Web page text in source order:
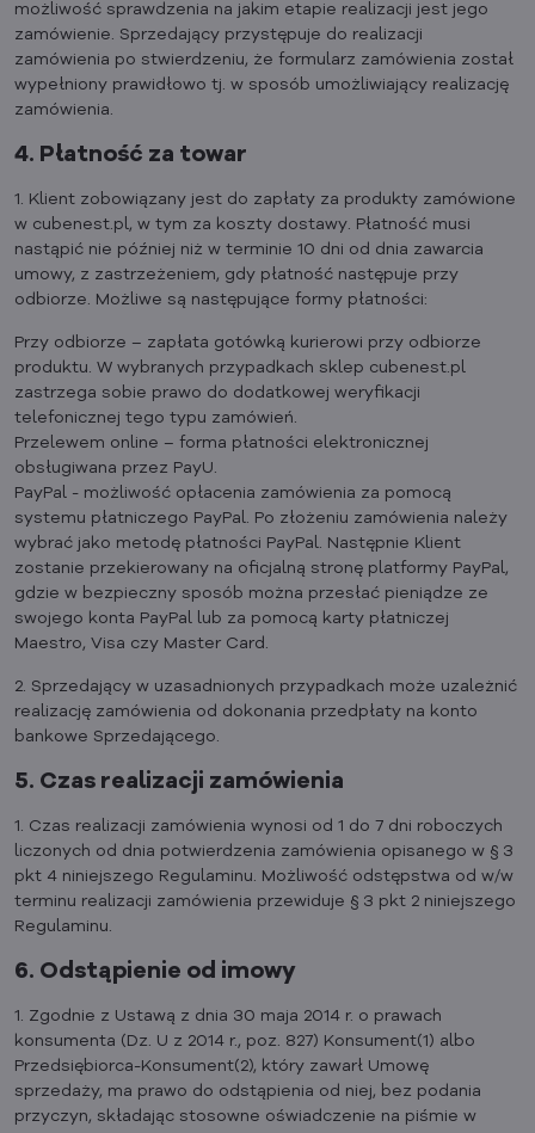
możliwość sprawdzenia na jakim etapie realizacji jest jego
zamówienie. Sprzedający przystępuje do realizacji
zamówienia po stwierdzeniu, że formularz zamówienia został
wypełniony prawidłowo tj. w sposób umożliwiający realizację
zamówienia.
4. Płatność za towar
1. Klient zobowiązany jest do zapłaty za produkty zamówione
w cubenest.pl, w tym za koszty dostawy. Płatność musi
nastąpić nie później niż w terminie 10 dni od dnia zawarcia
umowy, z zastrzeżeniem, gdy płatność następuje przy
odbiorze. Możliwe są następujące formy płatności:
Przy odbiorze – zapłata gotówką kurierowi przy odbiorze
produktu. W wybranych przypadkach sklep cubenest.pl
zastrzega sobie prawo do dodatkowej weryfikacji
telefonicznej tego typu zamówień.
Przelewem online – forma płatności elektronicznej
obsługiwana przez PayU.
PayPal - możliwość opłacenia zamówienia za pomocą
systemu płatniczego PayPal. Po złożeniu zamówienia należy
wybrać jako metodę płatności PayPal. Następnie Klient
zostanie przekierowany na oficjalną stronę platformy PayPal,
gdzie w bezpieczny sposób można przesłać pieniądze ze
swojego konta PayPal lub za pomocą karty płatniczej
Maestro, Visa czy Master Card.
2. Sprzedający w uzasadnionych przypadkach może uzależnić
realizację zamówienia od dokonania przedpłaty na konto
bankowe Sprzedającego.
5. Czas realizacji zamówienia
1. Czas realizacji zamówienia wynosi od 1 do 7 dni roboczych
liczonych od dnia potwierdzenia zamówienia opisanego w § 3
pkt 4 niniejszego Regulaminu. Możliwość odstępstwa od w/w
terminu realizacji zamówienia przewiduje § 3 pkt 2 niniejszego
Regulaminu.
6. Odstąpienie od imowy
1. Zgodnie z Ustawą z dnia 30 maja 2014 r. o prawach
konsumenta (Dz. U z 2014 r., poz. 827) Konsument(1) albo
Przedsiębiorca-Konsument(2), który zawarł Umowę
sprzedaży, ma prawo do odstąpienia od niej, bez podania
przyczyn, składając stosowne oświadczenie na piśmie w